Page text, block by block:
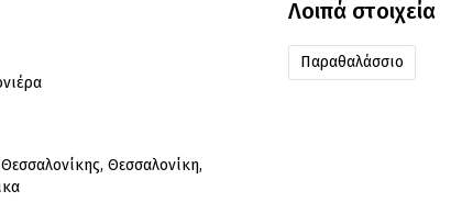
Θεσσαλονίκη,
Λοιπά στοιχεία
Παραθαλάσσιο